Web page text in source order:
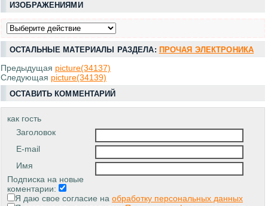
ИЗОБРАЖЕНИЯМИ
ОСТАЛЬНЫЕ МАТЕРИАЛЫ РАЗДЕЛА: ПРОЧАЯ ЭЛЕКТРОНИКА
Предыдущая picture(34137)
Следующая picture(34139)
ОСТАВИТЬ КОММЕНТАРИЙ
как гость
Заголовок
E-mail
Имя
Подписка на новые
коментарии:
Я даю свое согласие на обработку персональных данных